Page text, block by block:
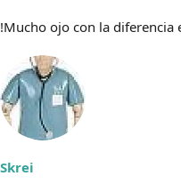
!Mucho ojo con la diferencia
Skrei